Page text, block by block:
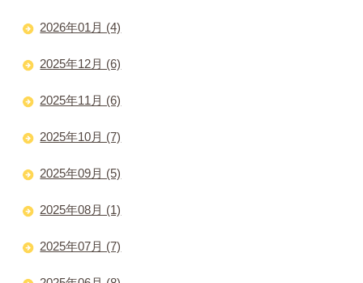
2026年01月 (4)
2025年12月 (6)
2025年11月 (6)
2025年10月 (7)
2025年09月 (5)
2025年08月 (1)
2025年07月 (7)